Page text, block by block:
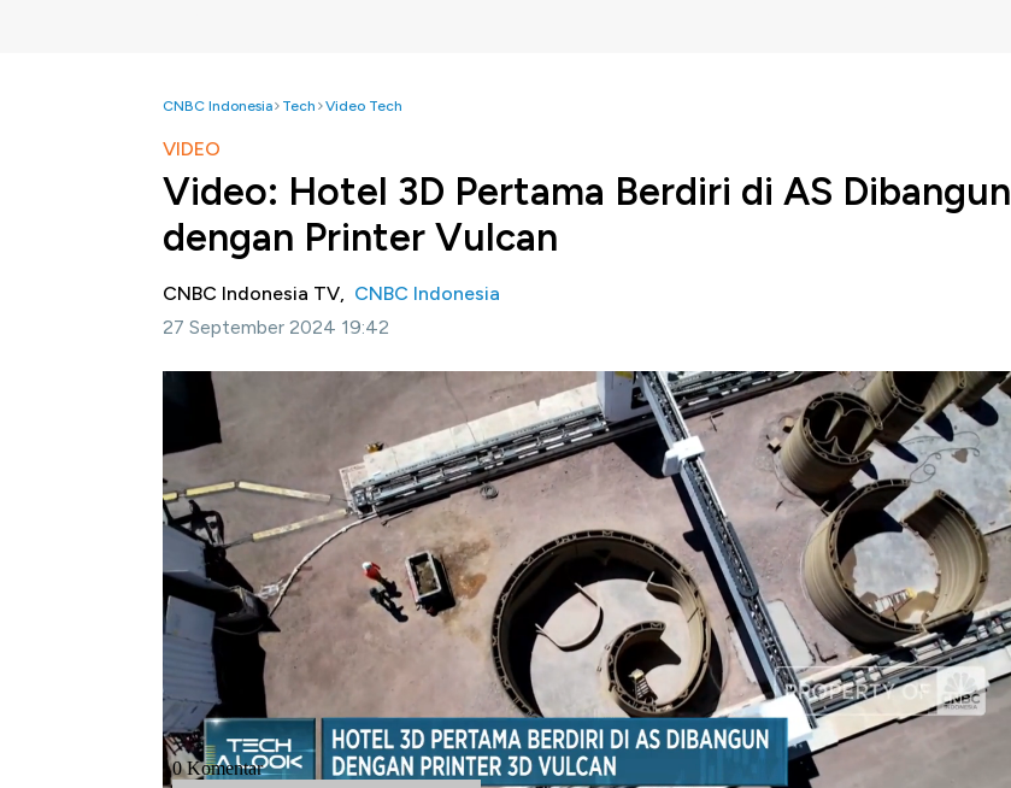
CNBC Indonesia Tech Video Tech
VIDEO
Video: Hotel 3D Pertama Berdiri di AS Dibangun
dengan Printer Vulcan
CNBC Indonesia TV, CNBC Indonesia
27 September 2024 19:42
Jakarta, CNBC Indonesia - Hotel pertama di dunia yang dibangun menggunakan teknologi printer
3D kini berdiri di Amerika Serikat.
Simak informasi selengkapnya dalam program Profit CNBC Indonesia, Jumat (27/09/2024).
Bagikan:
#hotel #3d #as